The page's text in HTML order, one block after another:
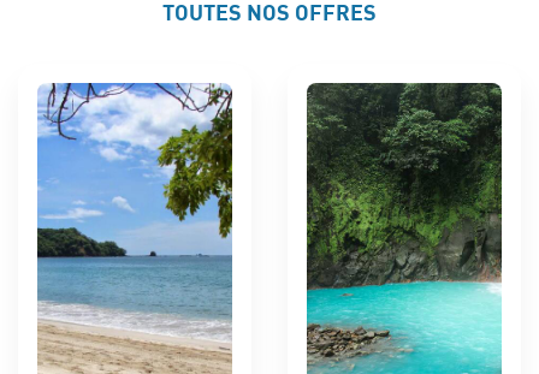
TOUTES NOS OFFRES